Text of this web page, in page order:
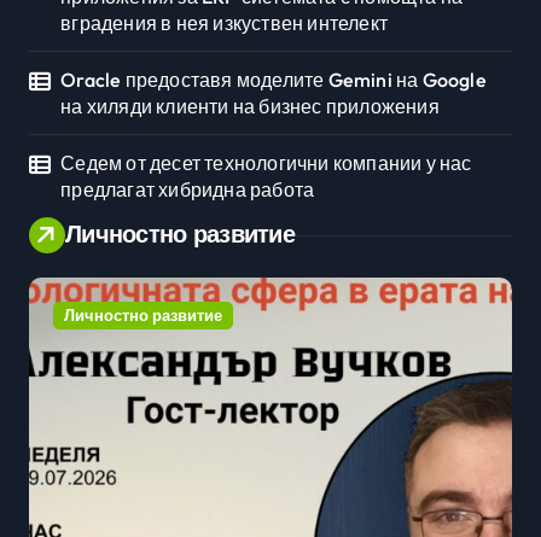
вградения в нея изкуствен интелект
Oracle предоставя моделите Gemini на Google
на хиляди клиенти на бизнес приложения
Седем от десет технологични компании у нас
предлагат хибридна работа
Личностно развитие
Личностно развитие